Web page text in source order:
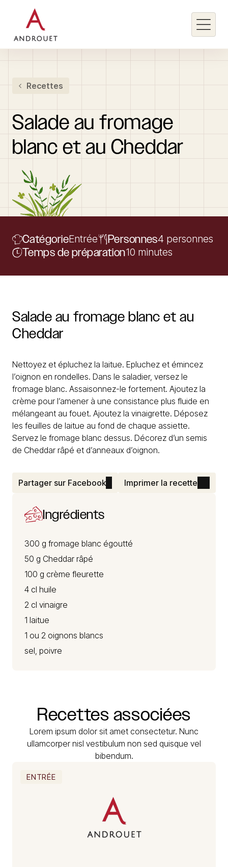
Rechercher un mot clé
Recettes
Salade au fromage
blanc et au Cheddar
CatégorieEntrée Personnes4 personnes
Temps de préparation10 minutes
Salade au fromage blanc et au
Cheddar
Nettoyez et épluchez la laitue. Epluchez et émincez
l’oignon en rondelles. Dans le saladier, versez le
fromage blanc. Assaisonnez-le fortement. Ajoutez la
crème pour l’amener à une consistance plus fluide en
mélangeant au fouet. Ajoutez la vinaigrette. Déposez
les feuilles de laitue au fond de chaque assiette.
Servez le fromage blanc dessus. Décorez d’un semis
de Cheddar râpé et d’anneaux d’oignon.
Partager sur Facebook Imprimer la recette
Ingrédients
300 g fromage blanc égoutté
50 g Cheddar râpé
100 g crème fleurette
4 cl huile
2 cl vinaigre
1 laitue
1 ou 2 oignons blancs
sel, poivre
Recettes associées
Lorem ipsum dolor sit amet consectetur. Nunc
ullamcorper nisl vestibulum non sed quisque vel
bibendum.
ENTRÉE